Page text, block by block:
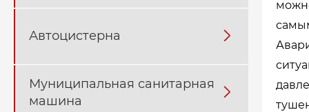
Автоцистерна 
Муниципальная санитарная
машина
